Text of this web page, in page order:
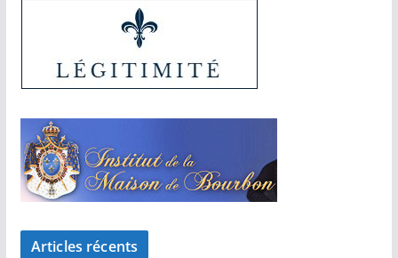
Articles récents